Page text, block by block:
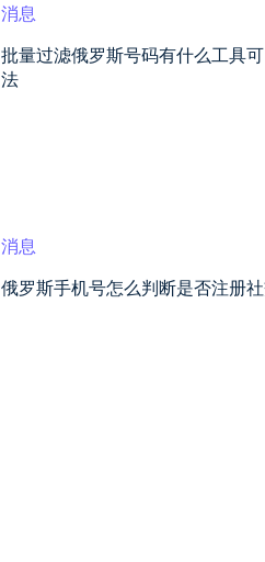
消息
批量过滤俄罗斯号码有什么工具
法
消息
俄罗斯手机号怎么判断是否注册